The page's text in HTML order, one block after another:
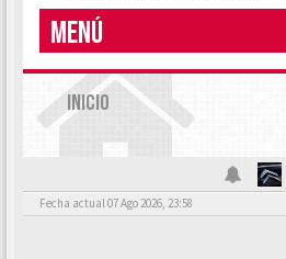
MENÚ
INICIO
Fecha actual 07 Ago 2026, 23:58